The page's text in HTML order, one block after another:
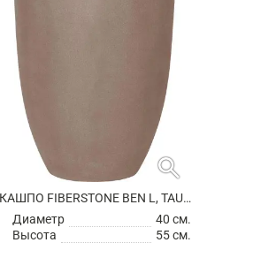
search
КАШПО FIBERSTONE BEN L, TAUPE
Диаметр
40 см.
Высота
55 см.